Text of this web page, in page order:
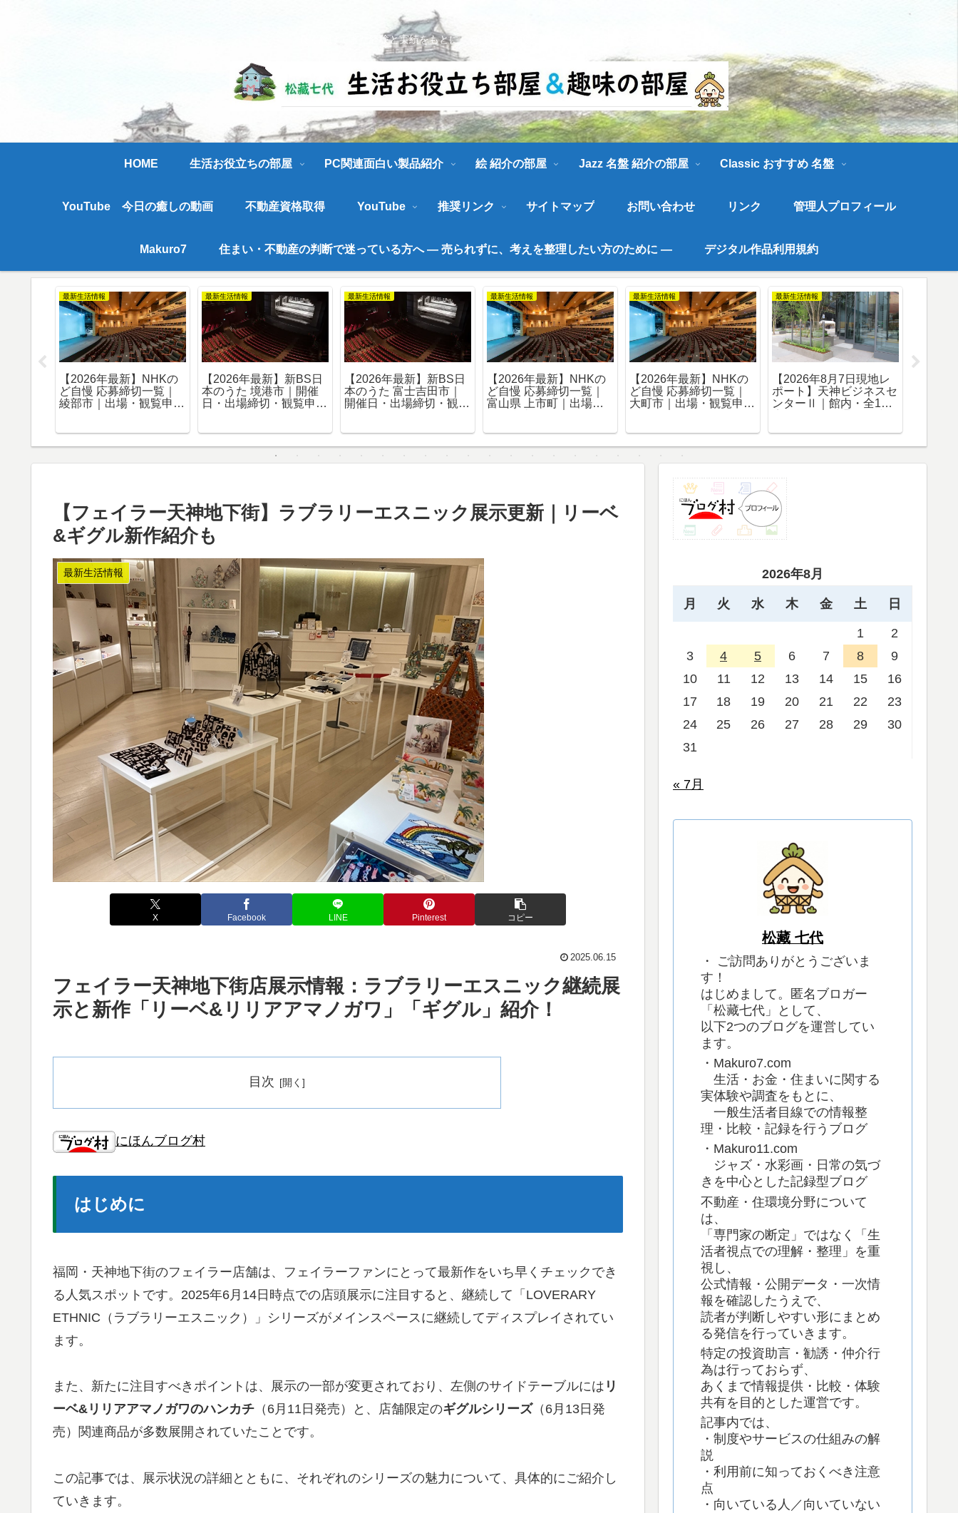
長く続けてきた経験と実績をもとに、喜ばれ、お役に立てる情報を発信します。
HOME 生活お役立ちの部屋 PC関連面白い製品紹介 絵 紹介の部屋 Jazz 名盤 紹介の部屋 Classic おすすめ 名盤
YouTube 今日の癒しの動画 不動産資格取得 YouTube 推奨リンク サイトマップ お問い合わせ リンク 管理人プロフィール
Makuro7 住まい・不動産の判断で迷っている方へ ― 売られずに、考えを整理したい方のために ― デジタル作品利用規約
8月7日現地レ
神ビジネスセ
館内・全16
最新イベント情報
【2026年最新】新BS日
本のうた 魚沼市｜開催
日・出場締切・観覧申込
最新イベント情報
【2026年最新】NHKの
ど自慢 応募締切一覧｜
国東市｜出場・観覧申込
最新イベント情報
【2026年最新】NHKの
ど自慢 応募締切一覧｜
南相馬市｜出場・観覧申
最新イベント情報
【2026年最新】新BS日
本のうた 北九州市｜開
催日・出場締切・観覧申
水彩画
【2026年版】【水彩画
72作目】福岡・舞鶴公
園 散歩道からの風景｜
最新イベント情報
【2026年最新】NHKの
ど自慢 応募締切一覧｜
戸田市｜出場・観覧申込
【フェイラー天神地下街】ラブラリーエスニック展示更新｜リーベ
&ギグル新作紹介も
最新生活情報
X Facebook LINE Pinterest コピー
2025.06.15
フェイラー天神地下街店展示情報：ラブラリーエスニック継続展
示と新作「リーベ&リリアアマノガワ」「ギグル」紹介！
目次
にほんブログ村
はじめに
福岡・天神地下街のフェイラー店舗は、フェイラーファンにとって最新作をいち早くチェックでき
る人気スポットです。2025年6月14日時点での店頭展示に注目すると、継続して「LOVERARY
ETHNIC（ラブラリーエスニック）」シリーズがメインスペースに継続してディスプレイされてい
ます。
また、新たに注目すべきポイントは、展示の一部が変更されており、左側のサイドテーブルには リ
ーベ&リリアアマノガワのハンカチ （6月11日発売）と、店舗限定のギグルシリーズ（6月13日発
売）関連商品が多数展開されていたことです。
この記事では、展示状況の詳細とともに、それぞれのシリーズの魅力について、具体的にご紹介し
ていきます。
2026年8月
月 火 水 木 金 土 日
1
2
3
4 5 6 7 8
9
10
11 12 13 14 15
16
17
18 19 20 21 22
23
24
25 26 27 28 29
30
31
« 7月
松藏 七代
・ ご訪問ありがとうございま
す！
はじめまして。匿名ブロガー
「松藏七代」として、
以下2つのブログを運営してい
ます。
・Makuro7.com
生活・お金・住まいに関する
実体験や調査をもとに、
一般生活者目線での情報整
理・比較・記録を行うブログ
・Makuro11.com
ジャズ・水彩画・日常の気づ
きを中心とした記録型ブログ
不動産・住環境分野について
は、
「専門家の断定」ではなく「生
活者視点での理解・整理」を重
視し、
公式情報・公開データ・一次情
報を確認したうえで、
読者が判断しやすい形にまとめ
る発信を行っていきます。
特定の投資助言・勧誘・仲介行
為は行っておらず、
あくまで情報提供・比較・体験
共有を目的とした運営です。
記事内では、
・制度やサービスの仕組みの解
説
・利用前に知っておくべき注意
点
・向いている人／向いていない